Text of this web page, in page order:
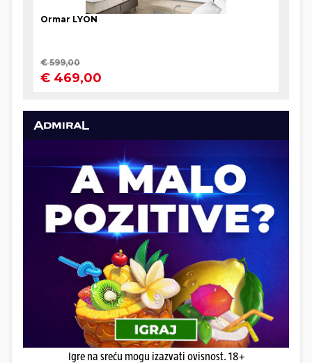
Igre na sreću mogu izazvati ovisnost. 18+